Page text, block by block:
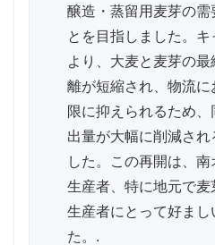
醸造・蒸留用麦芽の需
とを目指しました。
より、大麦と麦芽の
離が短縮され、物流
限に抑えられるため
出量が大幅に削減され
した。この再開は、
生産者、特に地元で麦
生産者にとって好まし
た。.